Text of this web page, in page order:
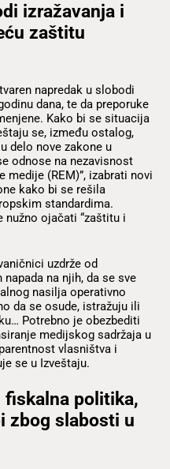
izražavanja i
zaštitu
napredak u slobodi
dana, te da preporuke
Kako bi se situacija
se, između ostalog,
delo nove zakone u
odnose na nezavisnost
medije (REM)”, izabrati novi
kako bi se rešila
standardima.
nužno ojačati “zaštitu i
uzdrže od
na njih, da se sve
nasilja operativno
da se osude, istražuju ili
Potrebno je obezbediti
medijskog sadržaja u
vlasništva i
se u Izveštaju.
fiskalna politika,
zbog slabosti u